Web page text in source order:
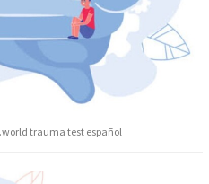
trauma test español